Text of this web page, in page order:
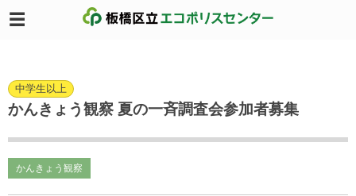
中学生以上
かんきょう観察 夏の一斉調査会参加者募集
かんきょう観察